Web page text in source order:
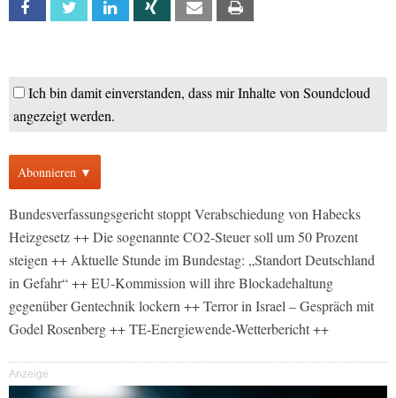
Facebook Twitter Linkedin Xing Email
Ich bin damit einverstanden, dass mir Inhalte von Soundcloud
angezeigt werden.
Abonnieren ▼
Bundesverfassungsgericht stoppt Verabschiedung von Habecks
Heizgesetz ++ Die sogenannte CO2-Steuer soll um 50 Prozent
steigen ++ Aktuelle Stunde im Bundestag: „Standort Deutschland
in Gefahr“ ++ EU-Kommission will ihre Blockadehaltung
gegenüber Gentechnik lockern ++ Terror in Israel – Gespräch mit
Godel Rosenberg ++ TE-Energiewende-Wetterbericht ++
Anzeige